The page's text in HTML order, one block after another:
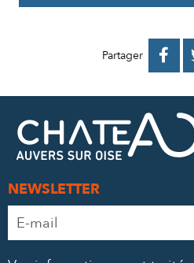
Partager 
NEWSLETTER
Adresse
e-